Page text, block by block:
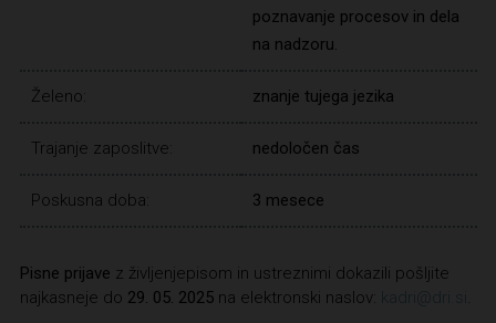
poznavanje procesov in dela
na nadzoru.
Želeno: znanje tujega jezika
Trajanje zaposlitve: nedoločen čas
Poskusna doba: 3 mesece
Pisne prijave z življenjepisom in ustreznimi dokazili pošljite
najkasneje do 29. 05. 2025na elektronski naslov: kadri@dri.si